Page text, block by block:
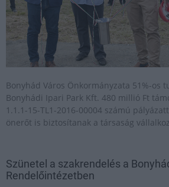
Bonyhád Város Önkormányzata 51%-os
Bonyhádi Ipari Park Kft. 480 millió Ft
1.1.1-15-TL1-2016-00004 számú
önerőt is biztosítanak a társaság
Szünetel a szakrendelés a
Rendelőintézetben